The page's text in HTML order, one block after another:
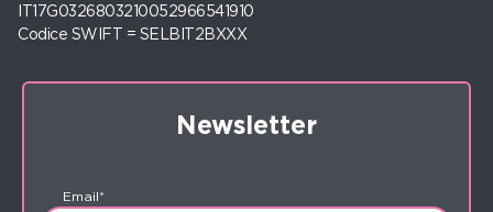
IT17G0326803210052966541910
Codice SWIFT = SELBIT2BXXX
Newsletter
Email*